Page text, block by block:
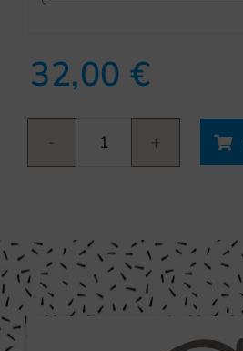
32,00€
Angels
cantidad